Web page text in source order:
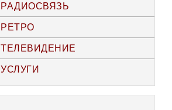
РАДИОСВЯЗЬ
РЕТРО
ТЕЛЕВИДЕНИЕ
УСЛУГИ